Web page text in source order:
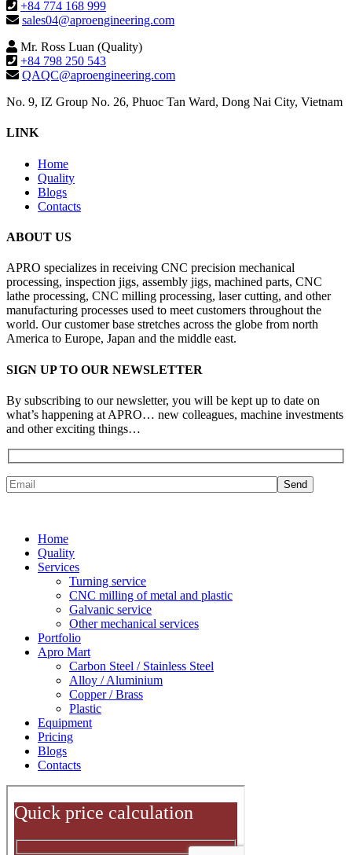
+84 774 168 999
sales04@aproengineering.com
Mr. Ross Luan (Quality)
+84 798 250 543
QAQC@aproengineering.com
No. 9, IZ Group No. 26, Phuoc Tan Ward, Dong Nai City, Vietnam
LINK
Home
Quality
Blogs
Contacts
ABOUT US
APRO specializes in receiving CNC precision mechanical
processing, inspection jigs, assembly jigs, machined parts, CNC
lathe processing, CNC milling processing, laser cutting, and other
manufacturing processes used to meet customers throughout the
world. Our customer base stretches across the globe from north
America to Europe, Japan and the middle east.
SIGN UP TO OUR NEWSLETTER
By subscribing to our newsletter, you will be kept up to date on
what’s happening at APRO… new colleagues, machine investments
and other exciting things…
Home
Quality
Services
Turning service
CNC milling of metal and plastic
Galvanic service
Other mechanical services
Portfolio
Apro Mart
Carbon Steel / Stainless Steel
Alloy / Aluminium
Copper / Brass
Plastic
Equipment
Pricing
Blogs
Contacts